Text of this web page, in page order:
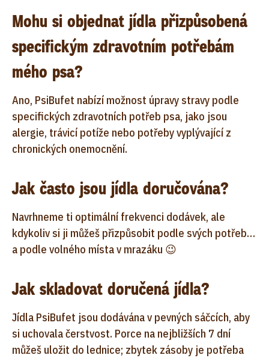
Mohu si objednat jídla přizpůsobená
specifickým zdravotním potřebám
mého psa?
Ano, PsiBufet nabízí možnost úpravy stravy podle
specifických zdravotních potřeb psa, jako jsou
alergie, trávicí potíže nebo potřeby vyplývající z
chronických onemocnění.
Jak často jsou jídla doručována?
Navrhneme ti optimální frekvenci dodávek, ale
kdykoliv si ji můžeš přizpůsobit podle svých potřeb…
a podle volného místa v mrazáku 😉
Jak skladovat doručená jídla?
Jídla PsiBufet jsou dodávána v pevných sáčcích, aby
si uchovala čerstvost. Porce na nejbližších 7 dní
můžeš uložit do lednice; zbytek zásoby je potřeba